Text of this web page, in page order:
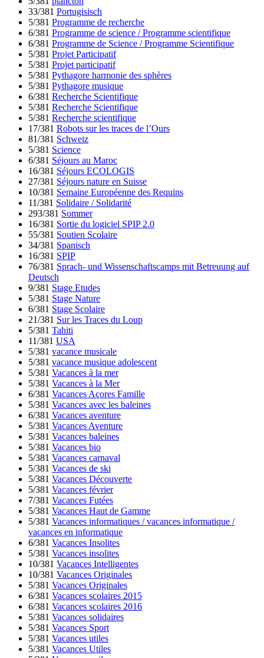
33/381 Portugisisch
5/381 Programme de recherche
6/381 Programme de science / Programme scientifique
6/381 Programme de Science / Programme Scientifique
5/381 Projet Participatif
5/381 Projet participatif
5/381 Pythagore harmonie des sphères
5/381 Pythagore musique
6/381 Recherche Scientifique
5/381 Recherche Scientifique
5/381 Recherche scientifique
17/381 Robots sur les traces de l’Ours
81/381 Schweiz
5/381 Science
6/381 Séjours au Maroc
16/381 Séjours ECOLOGIS
27/381 Séjours nature en Suisse
10/381 Semaine Européenne des Requins
11/381 Solidaire / Solidarité
293/381 Sommer
16/381 Sortie du logiciel SPIP 2.0
55/381 Soutien Scolaire
34/381 Spanisch
16/381 SPIP
76/381 Sprach- und Wissenschaftscamps mit Betreuung auf
Deutsch
9/381 Stage Etudes
5/381 Stage Nature
6/381 Stage Scolaire
21/381 Sur les Traces du Loup
5/381 Tahiti
11/381 USA
5/381 vacance musicale
5/381 vacance musique adolescent
5/381 Vacances à la mer
5/381 Vacances à la Mer
6/381 Vacances Açores Famille
5/381 Vacances avec les baleines
6/381 Vacances aventure
5/381 Vacances Aventure
5/381 Vacances baleines
5/381 Vacances bio
5/381 Vacances carnaval
5/381 Vacances de ski
5/381 Vacances Découverte
5/381 Vacances février
7/381 Vacances Futées
5/381 Vacances Haut de Gamme
5/381 Vacances informatiques / vacances informatique /
vacances en informatique
6/381 Vacances Insolites
5/381 Vacances insolites
10/381 Vacances Intelligentes
10/381 Vacances Originales
5/381 Vacances Originales
6/381 Vacances scolaires 2015
6/381 Vacances scolaires 2016
5/381 Vacances solidaires
5/381 Vacances Sport
5/381 Vacances utiles
5/381 Vacances Utiles